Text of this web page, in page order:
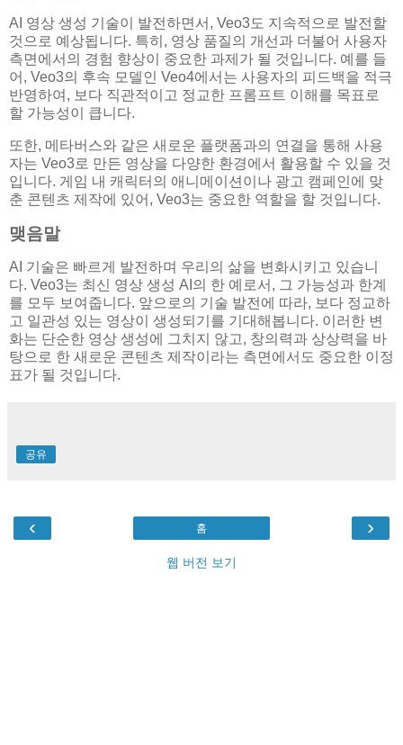
AI 영상 생성 기술이 발전하면서, Veo3도 지속적으로 발전할
것으로 예상됩니다. 특히, 영상 품질의 개선과 더불어 사용자
측면에서의 경험 향상이 중요한 과제가 될 것입니다. 예를 들
어, Veo3의 후속 모델인 Veo4에서는 사용자의 피드백을 적극
반영하여, 보다 직관적이고 정교한 프롬프트 이해를 목표로
할 가능성이 큽니다.
또한, 메타버스와 같은 새로운 플랫폼과의 연결을 통해 사용
자는 Veo3로 만든 영상을 다양한 환경에서 활용할 수 있을 것
입니다. 게임 내 캐릭터의 애니메이션이나 광고 캠페인에 맞
춘 콘텐츠 제작에 있어, Veo3는 중요한 역할을 할 것입니다.
맺음말
AI 기술은 빠르게 발전하며 우리의 삶을 변화시키고 있습니
다. Veo3는 최신 영상 생성 AI의 한 예로서, 그 가능성과 한계
를 모두 보여줍니다. 앞으로의 기술 발전에 따라, 보다 정교하
고 일관성 있는 영상이 생성되기를 기대해봅니다. 이러한 변
화는 단순한 영상 생성에 그치지 않고, 창의력과 상상력을 바
탕으로 한 새로운 콘텐츠 제작이라는 측면에서도 중요한 이정
표가 될 것입니다.
공유
‹ ›
홈
웹 버전 보기